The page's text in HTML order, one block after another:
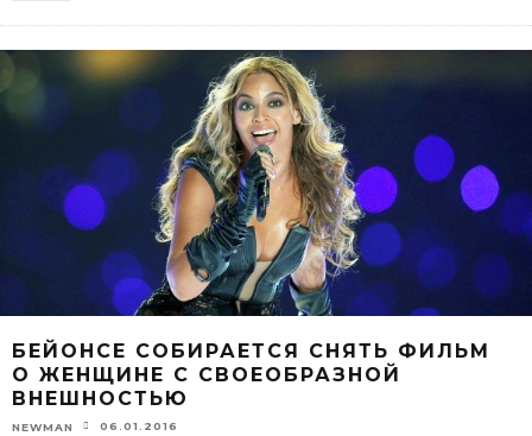
БЕЙОНСЕ СОБИРАЕТСЯ СНЯТЬ ФИЛЬМ
О ЖЕНЩИНЕ С СВОЕОБРАЗНОЙ
ВНЕШНОСТЬЮ
NEWMAN 06.01.2016